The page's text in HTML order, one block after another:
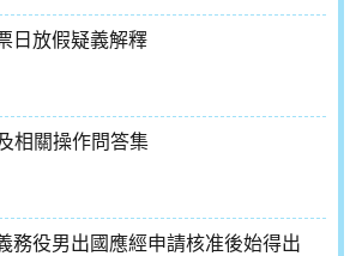
日放假疑義解釋
相關操作問答集
務役男出國應經申請核准後始得出